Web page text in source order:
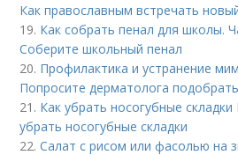
Как православным встречать
19. Как собрать пенал для школы.
Соберите школьный пенал
20. Профилактика и устранение
Попросите дерматолога
21. Как убрать носогубные
убрать носогубные складки
22.Салат с рисом или фасолью на